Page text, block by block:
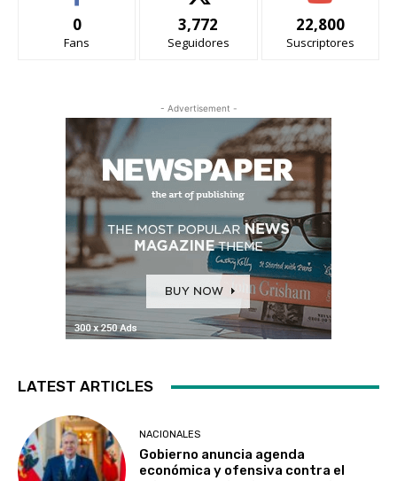
0
Fans
3,772
Seguidores
22,800
Suscriptores
- Advertisement -
LATEST ARTICLES
NACIONALES
Gobierno anuncia agenda
económica y ofensiva contra el